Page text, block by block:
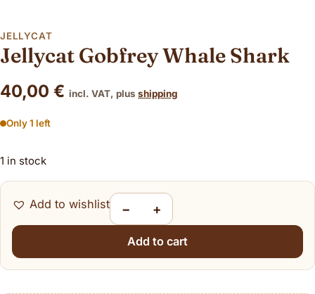
JELLYCAT
Jellycat Gobfrey Whale Shark
40,00 € incl. VAT, plus shipping
Only 1 left
1 in stock
Add to wishlist −
Jellycat Gobfrey Whale Shark quantity
+
Add to cart